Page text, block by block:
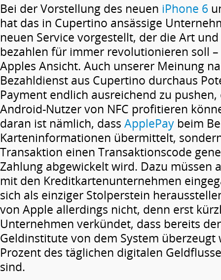
Bei der Vorstellung des neuen iPhone 6
hat das in Cupertino ansässige
neuen Service vorgestellt, der die Art
bezahlen für immer revolutionieren soll
Apples Ansicht. Auch unserer Meinung
Bezahldienst aus Cupertino durchaus
Payment endlich ausreichend zu
Android-Nutzer von NFC profitieren
daran ist nämlich, dass ApplePay beim
Karteninformationen übermittelt,
Transaktion einen Transaktionscode
Zahlung abgewickelt wird. Dazu müssen
mit den Kreditkartenunternehmen
sich als einziger Stolperstein
von Apple allerdings nicht, denn erst
Unternehmen verkündet, dass bereits
Geldinstitute von dem System
Prozent des täglichen digitalen
sind.